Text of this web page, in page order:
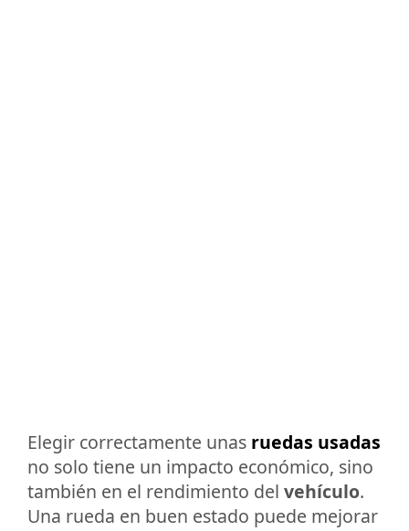
Elegir correctamente unas ruedas usadas
no solo tiene un impacto económico, sino
también en el rendimiento del vehículo.
Una rueda en buen estado puede mejorar